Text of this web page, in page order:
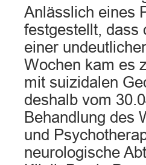
Anlässlich eines
festgestellt, dass
einer
Wochen kam es
mit suizidalen
deshalb vom
Behandlung des
und
neurologische